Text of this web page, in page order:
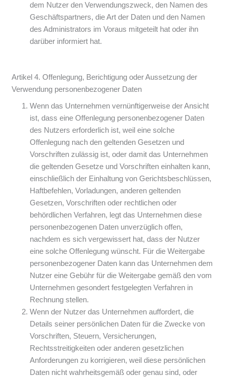
dem Nutzer den Verwendungszweck, den Namen des
Geschäftspartners, die Art der Daten und den Namen
des Administrators im Voraus mitgeteilt hat oder ihn
darüber informiert hat.
Artikel 4. Offenlegung, Berichtigung oder Aussetzung der
Verwendung personenbezogener Daten
Wenn das Unternehmen vernünftigerweise der Ansicht
ist, dass eine Offenlegung personenbezogener Daten
des Nutzers erforderlich ist, weil eine solche
Offenlegung nach den geltenden Gesetzen und
Vorschriften zulässig ist, oder damit das Unternehmen
die geltenden Gesetze und Vorschriften einhalten kann,
einschließlich der Einhaltung von Gerichtsbeschlüssen,
Haftbefehlen, Vorladungen, anderen geltenden
Gesetzen, Vorschriften oder rechtlichen oder
behördlichen Verfahren, legt das Unternehmen diese
personenbezogenen Daten unverzüglich offen,
nachdem es sich vergewissert hat, dass der Nutzer
eine solche Offenlegung wünscht. Für die Weitergabe
personenbezogener Daten kann das Unternehmen dem
Nutzer eine Gebühr für die Weitergabe gemäß den vom
Unternehmen gesondert festgelegten Verfahren in
Rechnung stellen.
Wenn der Nutzer das Unternehmen auffordert, die
Details seiner persönlichen Daten für die Zwecke von
Vorschriften, Steuern, Versicherungen,
Rechtsstreitigkeiten oder anderen gesetzlichen
Anforderungen zu korrigieren, weil diese persönlichen
Daten nicht wahrheitsgemäß oder genau sind, oder